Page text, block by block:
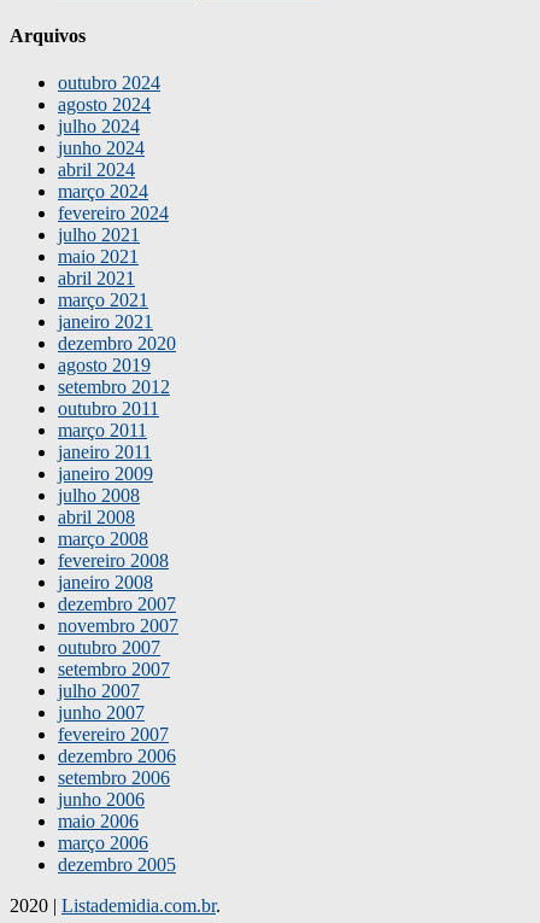
Arquivos
outubro 2024
agosto 2024
julho 2024
junho 2024
abril 2024
março 2024
fevereiro 2024
julho 2021
maio 2021
abril 2021
março 2021
janeiro 2021
dezembro 2020
agosto 2019
setembro 2012
outubro 2011
março 2011
janeiro 2011
janeiro 2009
julho 2008
abril 2008
março 2008
fevereiro 2008
janeiro 2008
dezembro 2007
novembro 2007
outubro 2007
setembro 2007
julho 2007
junho 2007
fevereiro 2007
dezembro 2006
setembro 2006
junho 2006
maio 2006
março 2006
dezembro 2005
2020 | Listademidia.com.br.